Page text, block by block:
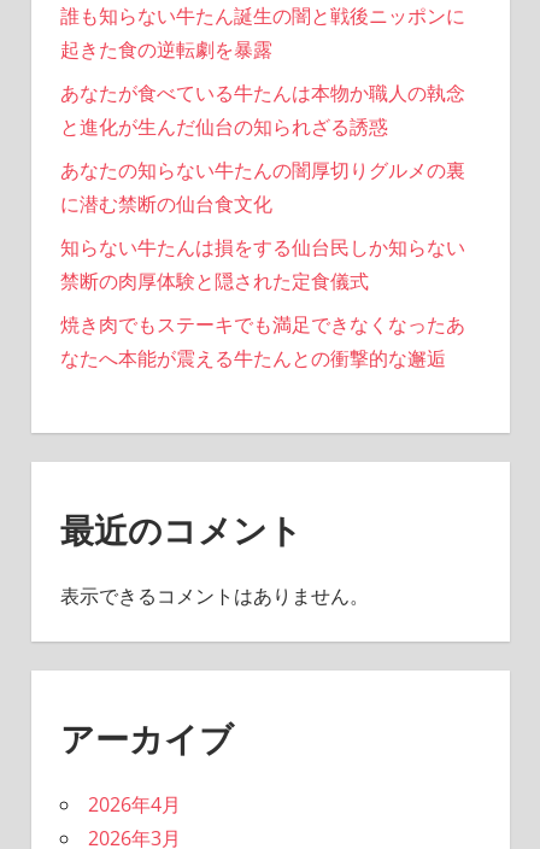
誰も知らない牛たん誕生の闇と戦後ニッポンに
起きた食の逆転劇を暴露
あなたが食べている牛たんは本物か職人の執念
と進化が生んだ仙台の知られざる誘惑
あなたの知らない牛たんの闇厚切りグルメの裏
に潜む禁断の仙台食文化
知らない牛たんは損をする仙台民しか知らない
禁断の肉厚体験と隠された定食儀式
焼き肉でもステーキでも満足できなくなったあ
なたへ本能が震える牛たんとの衝撃的な邂逅
最近のコメント
表示できるコメントはありません。
アーカイブ
2026年4月
2026年3月